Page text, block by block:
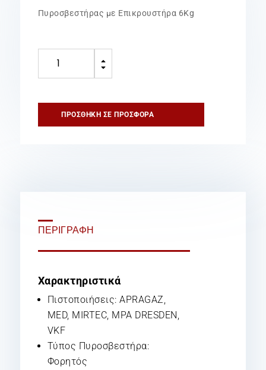
Πυροσβεστήρας με Επικρουστήρα 6Kg
B
C
ΠΡΟΣΘΉΚΗ ΣΕ ΠΡΟΣΦΟΡΆ
ΠΕΡΙΓΡΑΦΉ
Χαρακτηριστικά
Πιστοποιήσεις: APRAGAZ,
MED, MIRTEC, MPA DRESDEN,
VKF
Τύπος Πυροσβεστήρα:
Φορητός